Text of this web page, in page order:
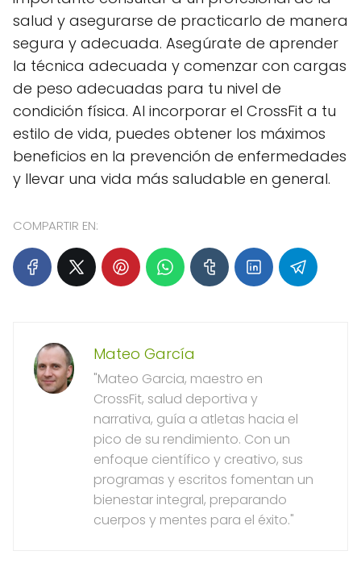
salud y asegurarse de practicarlo de manera
segura y adecuada. Asegúrate de aprender
la técnica adecuada y comenzar con cargas
de peso adecuadas para tu nivel de
condición física. Al incorporar el CrossFit a tu
estilo de vida, puedes obtener los máximos
beneficios en la prevención de enfermedades
y llevar una vida más saludable en general.
COMPARTIR EN:
Mateo García
"Mateo Garcia, maestro en
CrossFit, salud deportiva y
narrativa, guía a atletas hacia el
pico de su rendimiento. Con un
enfoque científico y creativo, sus
programas y escritos fomentan un
bienestar integral, preparando
cuerpos y mentes para el éxito."